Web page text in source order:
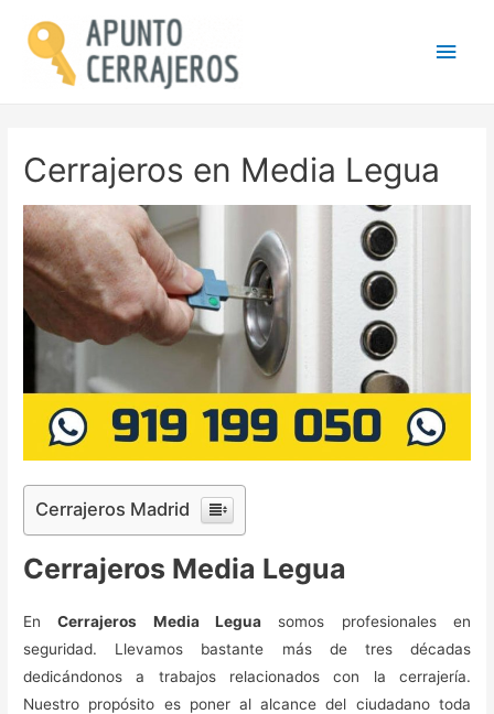
Cerrajeros en Media Legua
Cerrajeros Madrid
Cerrajeros Media Legua
EnCerrajeros Media Legua somos profesionales en
seguridad. Llevamos bastante más de tres décadas
dedicándonos a trabajos relacionados con la cerrajería.
Nuestro propósito es poner al alcance del ciudadano toda